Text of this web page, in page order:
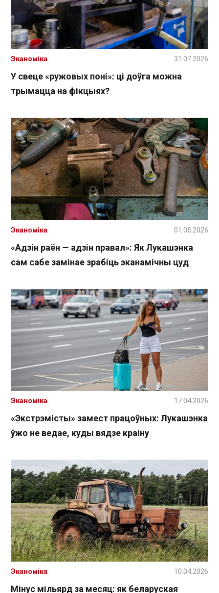
У свеце «ружовых поні»: ці доўга можна
трымацца на фікцыях?
Эканоміка 31.07.2026
«Адзін раён — адзін правал»: Як Лукашэнка
сам сабе замінае зрабіць эканамічны цуд
Эканоміка 01.05.2026
«Экстрэмісты» замест працоўных: Лукашэнка
ўжо не ведае, куды вядзе краіну
Эканоміка 17.04.2026
Мінус мільярд за месяц: як беларуская
Эканоміка 10.04.2026